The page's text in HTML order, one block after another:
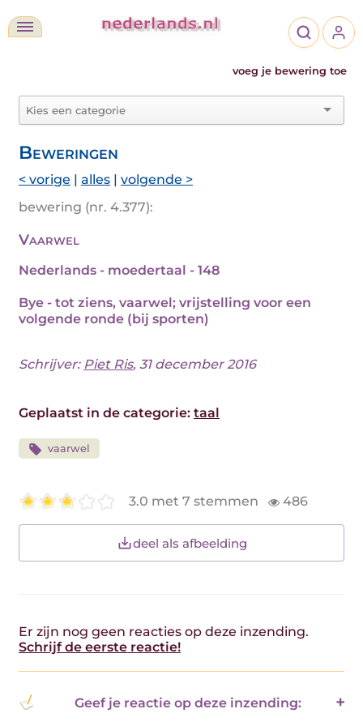
voeg je bewering toe
Beweringen
< vorige | alles | volgende >
bewering (nr. 4.377):
Vaarwel
Nederlands - moedertaal - 148
Bye - tot ziens, vaarwel; vrijstelling voor een
volgende ronde (bij sporten)
Schrijver: Piet Ris, 31 december 2016
Geplaatst in de categorie: taal
vaarwel
3.0 met 7 stemmen 486
deel als afbeelding
Er zijn nog geen reacties op deze inzending.
Schrijf de eerste reactie!
Geef je reactie op deze inzending: